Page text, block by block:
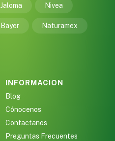
Jaloma Nivea
Bayer Naturamex
INFORMACION
Blog
Cónocenos
Contactanos
Preguntas Frecuentes